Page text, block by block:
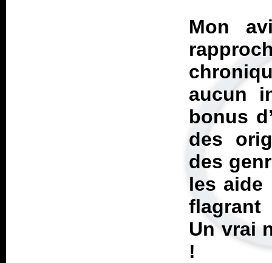
Mon
aucun
bonus
des
des
les aide
flagrant
Un vrai
!